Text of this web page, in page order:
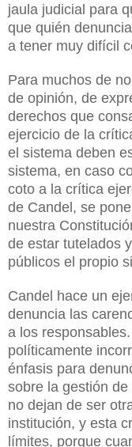
jaula judicial para
que quién
a tener muy difícil
Para muchos de
de opinión, de
derechos que
ejercicio de la
el sistema deben
sistema, en caso
coto a la crítica
de Candel, se
nuestra
de estar tutelados
públicos el propio
Candel hace un
denuncia las
a los
políticamente
énfasis para
sobre la gestión
no dejan de ser
institución, y esta
límites, porque